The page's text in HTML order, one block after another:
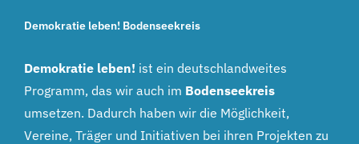
Demokratie leben! Bodenseekreis
Demokratie leben! ist ein deutschlandweites
Programm, das wir auch im Bodenseekreis
umsetzen. Dadurch haben wir die Möglichkeit,
Vereine, Träger und Initiativen bei ihren Projekten zu